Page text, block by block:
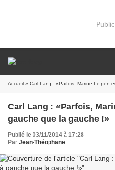
Accueil » Carl Lang : «Parfois, Marine Le pen
Carl Lang : «Parfois,
gauche que la gauche !»
Publié le 03/11/2014 à 17:28
Par Jean-Théophane